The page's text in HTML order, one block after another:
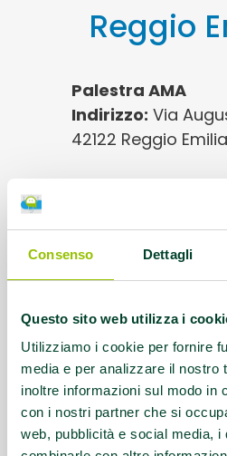
Consenso Dettagli
Questo sito web utilizza i
Utilizziamo i cookie per fornire
media e per analizzare il nostro
inoltre informazioni sul modo in
con i nostri partner che si
web, pubblicità e social media, i
Reggio
Palestra AMA
Indirizzo: Via
42122 Reggio Emilia
Luogo presso
Protocolli AMA:
AFA Coxoartrosi,
Lombalgia cronica,
Referente:
Contatti:Tel.